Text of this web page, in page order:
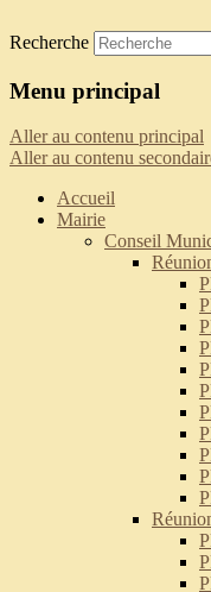
Saint-
Recherche
Menu principal
Aller au contenu principal
Aller au contenu
Accueil
Mairie
Conseil